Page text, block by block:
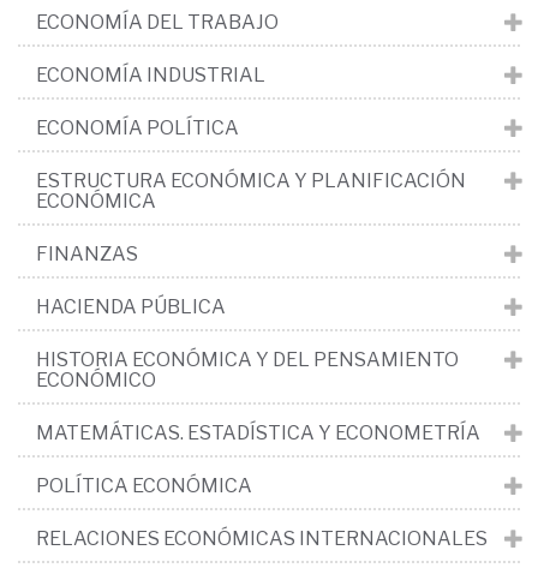
ECONOMÍA DEL TRABAJO
ECONOMÍA INDUSTRIAL
ECONOMÍA POLÍTICA
ESTRUCTURA ECONÓMICA Y PLANIFICACIÓN
ECONÓMICA
FINANZAS
HACIENDA PÚBLICA
HISTORIA ECONÓMICA Y DEL PENSAMIENTO
ECONÓMICO
MATEMÁTICAS. ESTADÍSTICA Y ECONOMETRÍA
POLÍTICA ECONÓMICA
RELACIONES ECONÓMICAS INTERNACIONALES